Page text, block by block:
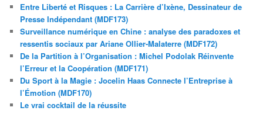
Entre Liberté et Risques : La Carrière d’Ixène, Dessinateur de
Presse Indépendant (MDF173)
Surveillance numérique en Chine : analyse des paradoxes et
ressentis sociaux par Ariane Ollier-Malaterre (MDF172)
De la Partition à l’Organisation : Michel Podolak Réinvente
l’Erreur et la Coopération (MDF171)
Du Sport à la Magie : Jocelin Haas Connecte l’Entreprise à
l’Émotion (MDF170)
Le vrai cocktail de la réussite